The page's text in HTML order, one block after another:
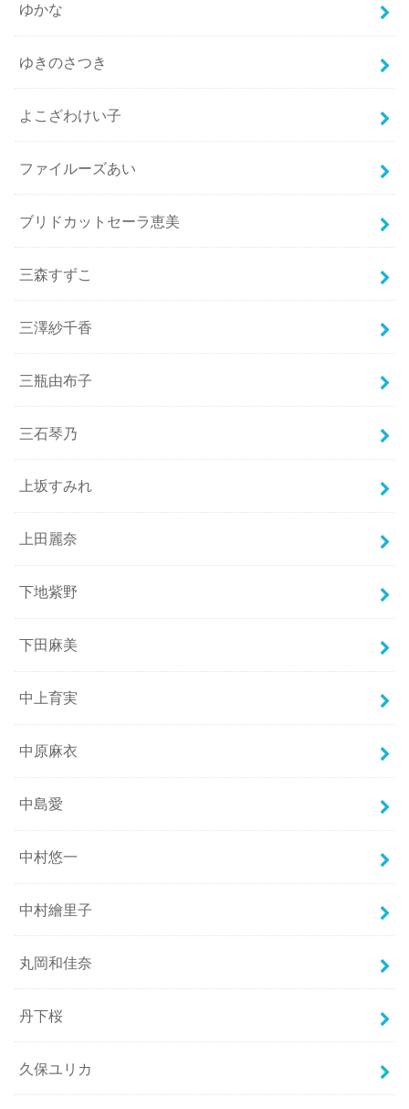
ゆかな
ゆきのさつき
よこざわけい子
ファイルーズあい
ブリドカットセーラ恵美
三森すずこ
三澤紗千香
三瓶由布子
三石琴乃
上坂すみれ
上田麗奈
下地紫野
下田麻美
中上育実
中原麻衣
中島愛
中村悠一
中村繪里子
丸岡和佳奈
丹下桜
久保ユリカ